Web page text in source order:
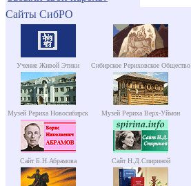
Сайты СибРО
Учение Живой Этики Сибирское Рериховское Общество
Музей Рериха Новосибирск Музей Рериха Верх-Уймон
Сайт Б.Н.Абрамова Сайт Н.Д.Спириной